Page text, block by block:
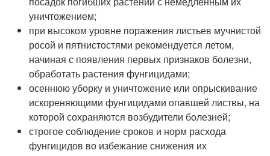
уничтожением;
при высоком уровне поражения листьев мучнистой
росой и пятнистостями рекомендуется летом,
начиная с появления первых признаков болезни,
обработать растения фунгицидами;
осеннюю уборку и уничтожение или опрыскивание
искореняющими фунгицидами опавшей листвы, на
которой сохраняются возбудители болезней;
строгое соблюдение сроков и норм расхода
фунгицидов во избежание снижения их